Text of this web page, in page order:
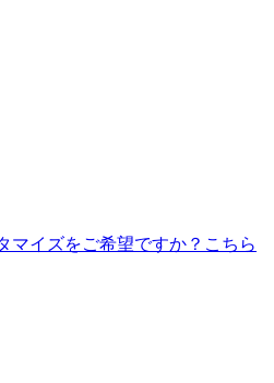
マイズをご希望ですか？こちら